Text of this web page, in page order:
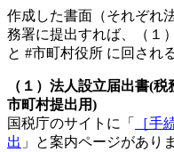
作成した書面（それぞれ
務署に提出すれば、（１）の法人設立‏届
と #市町村役所 に回され
（１）法人設立‏届出書(税務署提出用・県税事務所提出用・
市町村提出用)
国税庁のサイトに「
［手
出 」と案内ページがあり